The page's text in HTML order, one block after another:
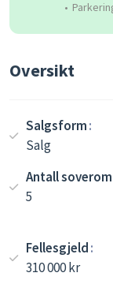
Oversikt
Salgsform
Salg
Antall soverom
5
Fellesgjeld
310 000 kr